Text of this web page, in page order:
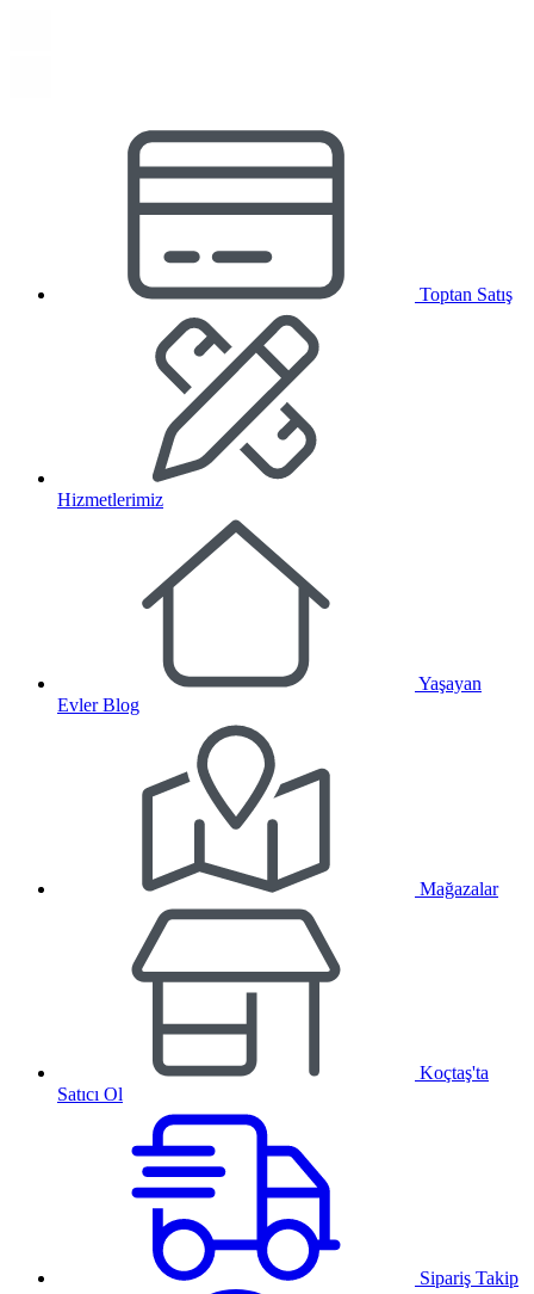
Toptan Satış
Hizmetlerimiz
Yaşayan
Evler Blog
Mağazalar
Koçtaş'ta
Satıcı Ol
Sipariş Takip